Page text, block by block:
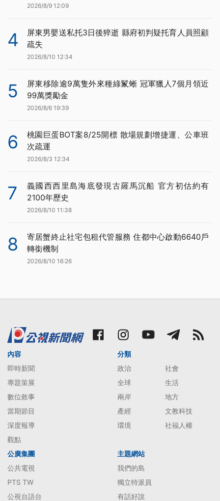
2026/8/9 12:09
4
屏東男嬰送私托3日後猝逝 縣府初判疑托育人員照顧
疏失
2026/8/10 12:34
5
屏東移除逾9萬隻外來種綠鬣蜥 冠軍獵人7個月領近
99萬獎勵金
2026/8/6 19:39
6
桃園巨蛋BOT案8/25開標 散場規劃增捷運、公車班
次疏運
2026/8/3 12:34
7
義國西西里島海底發現古羅馬沉船 官方初估約有
2100年歷史
2026/8/10 11:38
8
寄居蟹終止社宅包租代管服務 住都中心啟動6640戶
轉銜機制
2026/8/10 16:26
內容
即時新聞
專題策展
數位敘事
當期節目
深度報導
觀點
分類
政治
社會
全球
生活
兩岸
地方
產經
文教科技
環境
社福人權
公廣集團
公共電視
PTS TW
公視台語台
主題網站
我們的島
獨立特派員
有話好說